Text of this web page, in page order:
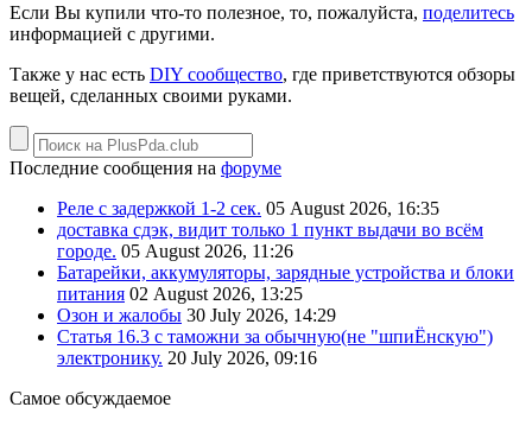
Если Вы купили что-то полезное, то, пожалуйста, поделитесь
информацией с другими.
Также у нас есть DIY сообщество, где приветствуются обзоры
вещей, сделанных своими руками.
Последние сообщения на форуме
Реле с задержкой 1-2 сек. 05 August 2026, 16:35
доставка сдэк, видит только 1 пункт выдачи во всём
городе. 05 August 2026, 11:26
Батарейки, аккумуляторы, зарядные устройства и блоки
питания 02 August 2026, 13:25
Озон и жалобы 30 July 2026, 14:29
Статья 16.3 с таможни за обычную(не "шпиЁнскую")
электронику. 20 July 2026, 09:16
Самое обсуждаемое